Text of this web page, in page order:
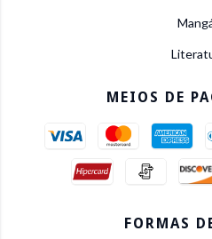
MEIOS DE
FORMAS